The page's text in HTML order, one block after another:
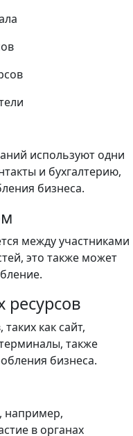
используют одни
и бухгалтерию,
бизнеса.
между участниками
это также может
как сайт,
также
бизнеса.
например,
в органах